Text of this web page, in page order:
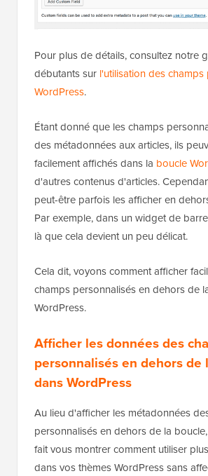
Pour plus de détails, consultez notre
débutants sur l'utilisation des
WordPress.
Étant donné que les champs
des métadonnées aux articles, ils
facilement affichés dans la boucle
d'autres contenus d'articles.
peut-être parfois les afficher en
Par exemple, dans un widget de
là que cela devient un peu délicat.
Cela dit, voyons comment afficher
champs personnalisés en dehors de
WordPress.
Afficher les données des
personnalisés en dehors de
dans WordPress
Au lieu d'afficher les métadonnées
personnalisés en dehors de la
fait vous montrer comment utiliser
dans vos thèmes WordPress sans